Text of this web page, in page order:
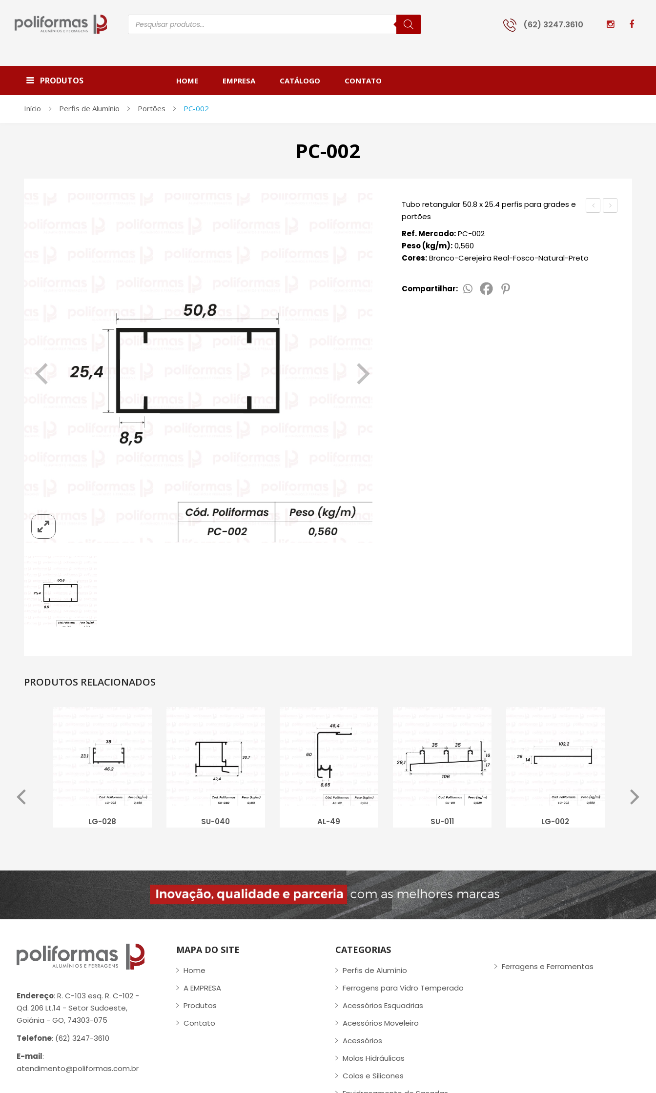
Pesquisar
produtos (62) 3247.3610
HOME EMPRESA CATÁLOGO CONTATO
PRODUTOS
Início Perfis de Alumínio Portões PC-002
PC-002
Tubo retangular 50.8 x 25.4 perfis para grades e
portões
Ref. Mercado:PC-002
Peso (kg/m):0,560
Cores:Branco-Cerejeira Real-Fosco-Natural-Preto
Compartilhar:
PRODUTOS RELACIONADOS
LG-028 SU-040 AL-49 SU-011 LG-002
Endereço: R. C-103 esq. R. C-102 -
Qd. 206 Lt.14 - Setor Sudoeste,
Goiânia - GO, 74303-075
Telefone: (62) 3247-3610
E-mail:
atendimento@poliformas.com.br
MAPA DO SITE
Home
A EMPRESA
Produtos
Contato
CATEGORIAS
Perfis de Alumínio
Ferragens para Vidro Temperado
Acessórios Esquadrias
Acessórios Moveleiro
Acessórios
Molas Hidráulicas
Colas e Silicones
Ferragens e Ferramentas